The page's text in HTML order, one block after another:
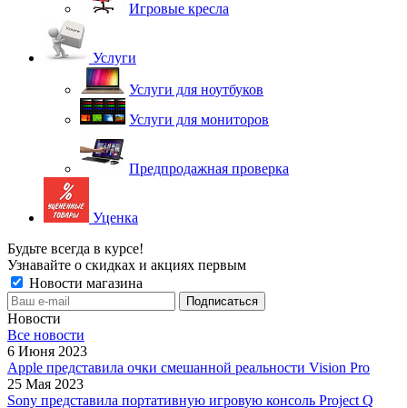
Игровые кресла
Услуги
Услуги для ноутбуков
Услуги для мониторов
Предпродажная проверка
Уценка
Будьте всегда в курсе!
Узнавайте о скидках и акциях первым
Новости магазина
Новости
Все новости
6 Июня 2023
Apple представила очки смешанной реальности Vision Pro
25 Мая 2023
Sony представила портативную игровую консоль Project Q